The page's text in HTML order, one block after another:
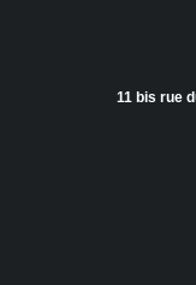
11 bis rue